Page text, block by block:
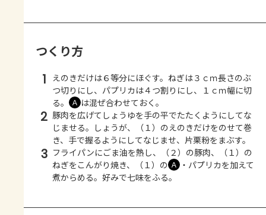
つくり方
1
えのきだけは６等分にほぐす。ねぎは３ｃｍ長さのぶ
つ切りにし、パプリカは４つ割りにし、１ｃｍ幅に切
る。
Ａ は混ぜ合わせておく。
2 豚肉を広げてしょうゆを手の平でたたくようにしてな
じませる。しょうが、（１）のえのきだけをのせて巻
き、手で握るようにしてなじませ、片栗粉をまぶす。
3 フライパンにごま油を熱し、（２）の豚肉、（１）の
ねぎをこんがり焼き、（１）の Ａ
・パプリカを加えて
煮からめる。好みで七味をふる。